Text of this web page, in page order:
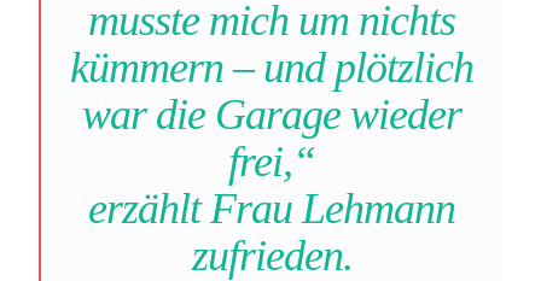
musste mich um nichts
kümmern – und plötzlich
war die Garage wieder
frei,“
erzählt Frau Lehmann
zufrieden.